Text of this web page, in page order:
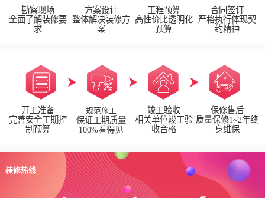
勘察现场
全面了解装修要
求
方案设计
整体解决装修方
案
工程预算
高性价比透明化
预算
合同签订
严格执行体现契
约精神
开工准备
完善安全工期控
制预算
规范施工
保证工期质量
100%看得见
竣工验收
相关单位竣工验
收合格
保修售后
质量保修1~2年终
身维保
装修热线